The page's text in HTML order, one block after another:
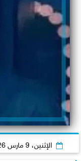
الإثنين، 9 مارس 2026